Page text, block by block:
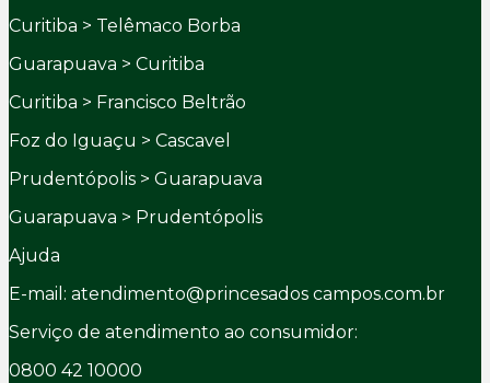
Curitiba > Telêmaco Borba
Guarapuava > Curitiba
Curitiba > Francisco Beltrão
Foz do Iguaçu > Cascavel
Prudentópolis > Guarapuava
Guarapuava > Prudentópolis
Ajuda
E-mail: atendimento@princesados campos.com.br
Serviço de atendimento ao consumidor:
0800 42 10000